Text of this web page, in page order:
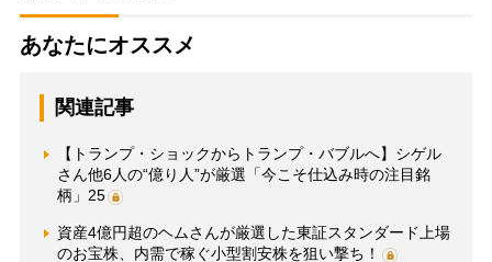
あなたにオススメ
関連記事
【トランプ・ショックからトランプ・バブルへ】シゲル
さん他6人の“億り人”が厳選「今こそ仕込み時の注目銘
柄」25
資産4億円超のヘムさんが厳選した東証スタンダード上場
のお宝株、内需で稼ぐ小型割安株を狙い撃ち！